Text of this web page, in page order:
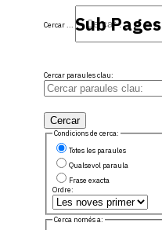
Cercar ... Sub Pages
Cercar paraules clau:
Cercar
Condicions de cerca:
Totes les paraules
Qualsevol paraula
Frase exacta
Ordre:
Cerca només a: